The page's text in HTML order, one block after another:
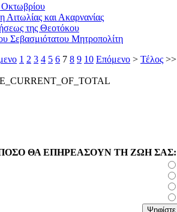
και Ακαρνανίας
της Θεοτόκου
Μητροπολίτη
1 2 3 4 5 6 7 8 9 10 Επόμενο > Τέλος >>
ΘΑ ΕΠΗΡΕΑΣΟΥΝ ΤΗ ΖΩΗ ΣΑΣ: